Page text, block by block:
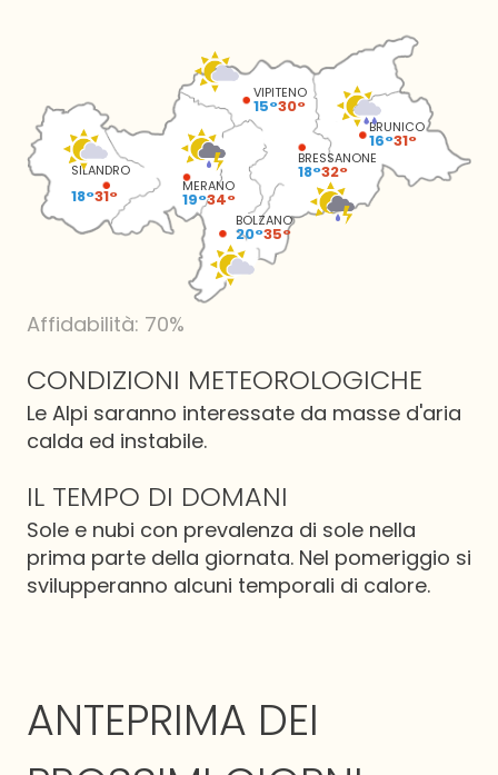
SILANDRO
18°31°
MERANO
19°34°
BOLZANO
20°35°
VIPITENO
15°30°
BRESSANONE
18°32°
BRUNICO
16°31°
Affidabilità: 70%
CONDIZIONI METEOROLOGICHE
Le Alpi saranno interessate da masse d'aria
calda ed instabile.
IL TEMPO DI DOMANI
Sole e nubi con prevalenza di sole nella
prima parte della giornata. Nel pomeriggio si
svilupperanno alcuni temporali di calore.
ANTEPRIMA DEI